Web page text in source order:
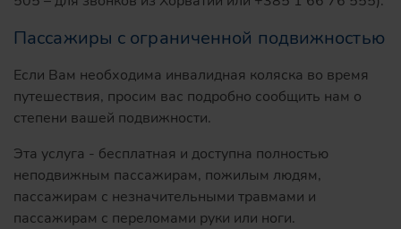
Пассажиры с ограниченной подвижностью
Если Вам необходима инвалидная коляска во время
путешествия, просим вас подробно сообщить нам о
степени вашей подвижности.
Эта услуга - бесплатная и доступна полностью
неподвижным пассажирам, пожилым людям,
пассажирам с незначительными травмами и
пассажирам с переломами руки или ноги.